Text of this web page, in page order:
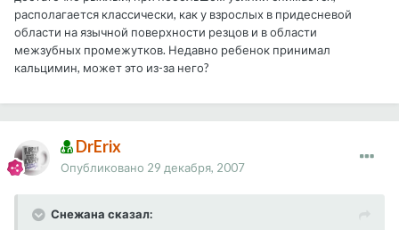
располагается классически, как у взрослых в придесневой
области на язычной поверхности резцов и в области
межзубных промежутков. Недавно ребенок принимал
кальцимин, может это из-за него?
DrErix
Опубликовано 29 декабря, 2007
Снежана сказал: